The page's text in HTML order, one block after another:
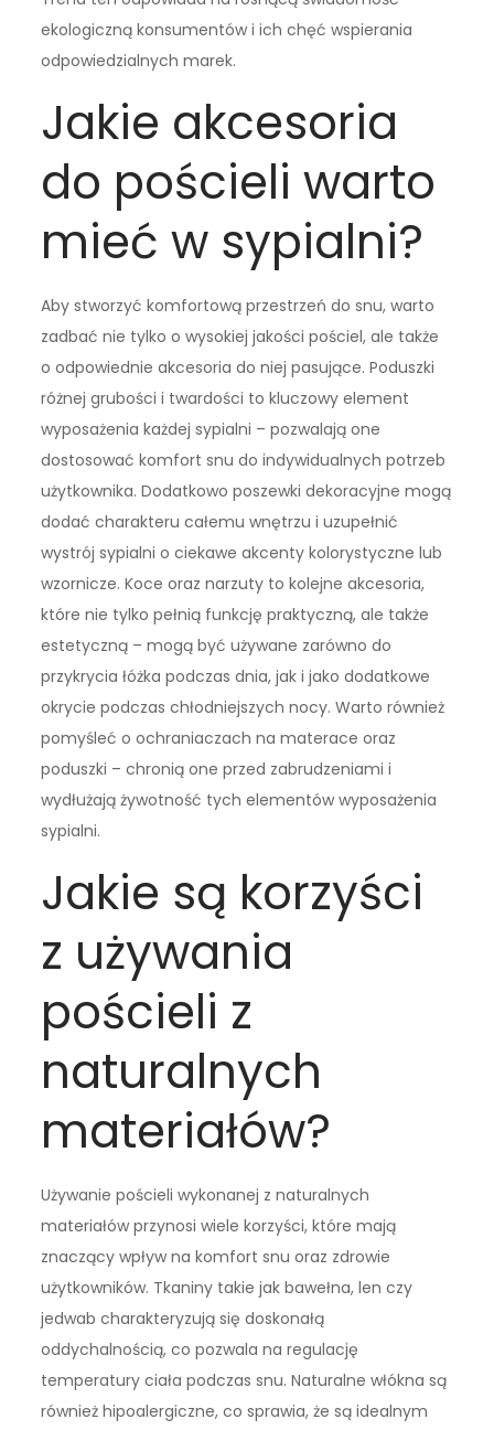
ekologiczną konsumentów i ich chęć wspierania
odpowiedzialnych marek.
Jakie akcesoria
do pościeli warto
mieć w sypialni?
Aby stworzyć komfortową przestrzeń do snu, warto
zadbać nie tylko o wysokiej jakości pościel, ale także
o odpowiednie akcesoria do niej pasujące. Poduszki
różnej grubości i twardości to kluczowy element
wyposażenia każdej sypialni – pozwalają one
dostosować komfort snu do indywidualnych potrzeb
użytkownika. Dodatkowo poszewki dekoracyjne mogą
dodać charakteru całemu wnętrzu i uzupełnić
wystrój sypialni o ciekawe akcenty kolorystyczne lub
wzornicze. Koce oraz narzuty to kolejne akcesoria,
które nie tylko pełnią funkcję praktyczną, ale także
estetyczną – mogą być używane zarówno do
przykrycia łóżka podczas dnia, jak i jako dodatkowe
okrycie podczas chłodniejszych nocy. Warto również
pomyśleć o ochraniaczach na materace oraz
poduszki – chronią one przed zabrudzeniami i
wydłużają żywotność tych elementów wyposażenia
sypialni.
Jakie są korzyści
z używania
pościeli z
naturalnych
materiałów?
Używanie pościeli wykonanej z naturalnych
materiałów przynosi wiele korzyści, które mają
znaczący wpływ na komfort snu oraz zdrowie
użytkowników. Tkaniny takie jak bawełna, len czy
jedwab charakteryzują się doskonałą
oddychalnością, co pozwala na regulację
temperatury ciała podczas snu. Naturalne włókna są
również hipoalergiczne, co sprawia, że są idealnym